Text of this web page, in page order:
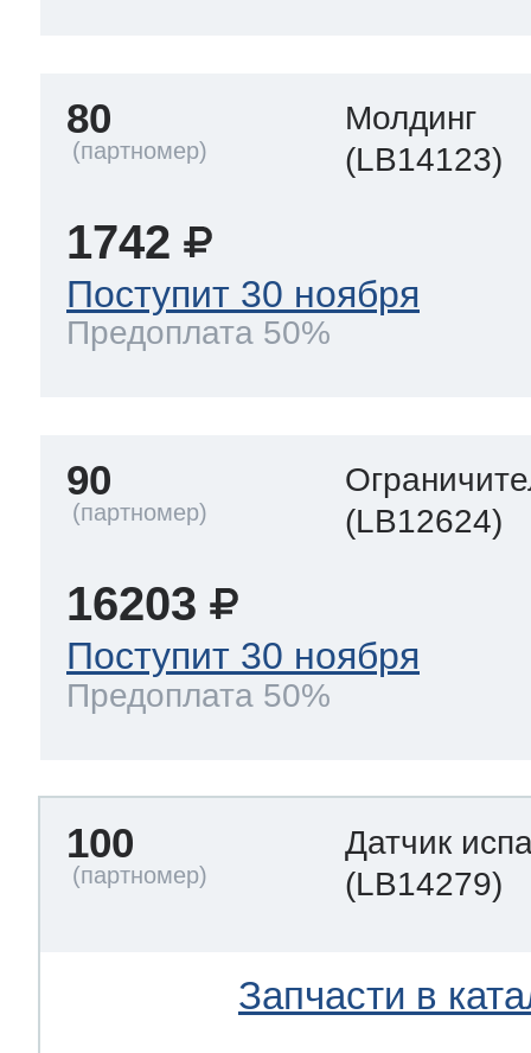
80
Молдинг
(LB14123)
1742
Поступит 30 ноября
Предоплата 50%
90
(LB12624)
16203
Поступит 30 ноября
Предоплата 50%
100
Датчик
(LB14279)
Запчасти в